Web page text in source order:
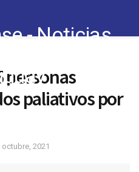
personas
paliativos por
octubre, 2021